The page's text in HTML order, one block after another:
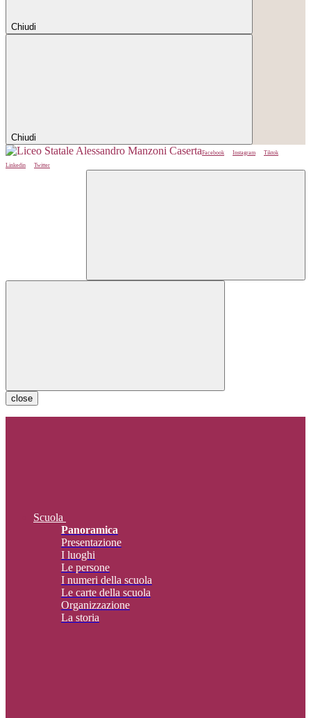
Chiudi
Chiudi
Facebook Instagram
Tiktok
Linkedin
Twitter
close
Scuola
Panoramica
Presentazione
I luoghi
Le persone
I numeri della scuola
Le carte della scuola
Organizzazione
La storia